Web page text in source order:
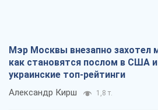
Мэр Москвы внезапно захотел
как становятся послом в США
украинские топ-рейтинги
Александр Кирш 1,8 т.